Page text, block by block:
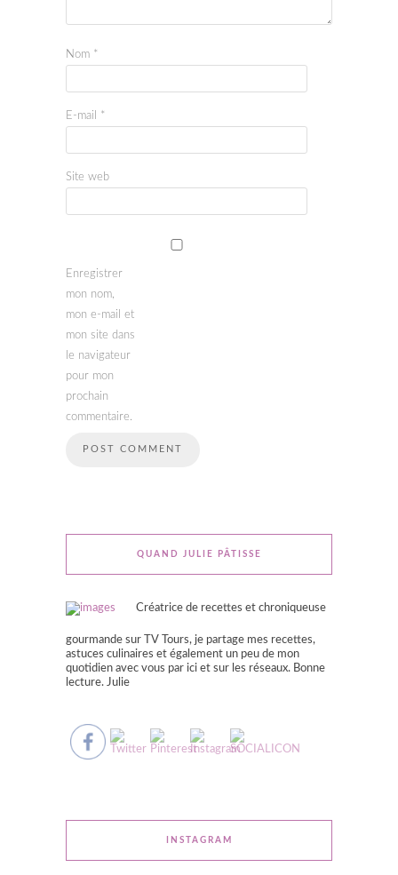
Nom *
E-mail *
Site web
Enregistrer
mon nom,
mon e-mail et
mon site dans
le navigateur
pour mon
prochain
commentaire.
QUAND JULIE PÂTISSE
Créatrice de recettes et chroniqueuse
gourmande sur TV Tours, je partage mes recettes,
astuces culinaires et également un peu de mon
quotidien avec vous par ici et sur les réseaux. Bonne
lecture. Julie
INSTAGRAM